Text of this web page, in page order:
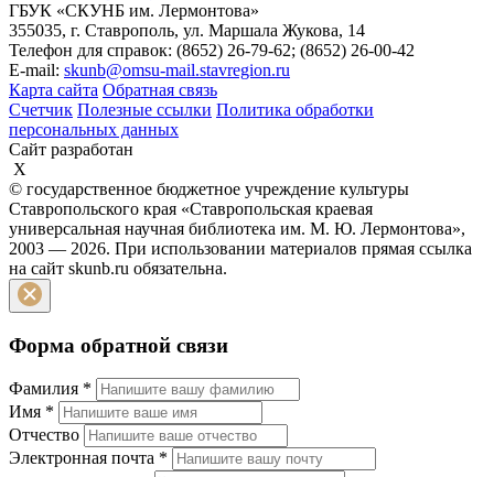
ГБУК «СКУНБ им. Лермонтова»
355035, г. Ставрополь, ул. Маршала Жукова, 14
Телефон для справок: (8652) 26-79-62; (8652) 26-00-42
E-mail: skunb@omsu-mail.stavregion.ru
Карта сайта Обратная связь
Счетчик Полезные ссылки Политика обработки
персональных данных
Сайт разработан
X
© государственное бюджетное учреждение культуры
Ставропольского края «Ставропольская краевая
универсальная научная библиотека им. М. Ю. Лермонтова»,
2003 — 2026. При использовании материалов прямая ссылка
на сайт skunb.ru обязательна.
Форма обратной связи
Фамилия *
Имя *
Отчество
Электронная почта *